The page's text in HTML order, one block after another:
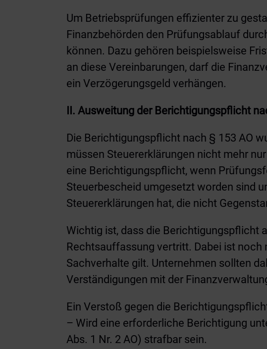
Um Betriebsprüfungen effizienter zu
Finanzbehörden den Prüfungsablauf
können. Dazu gehören beispielsweise
an diese Vereinbarungen, darf die
ein Verzögerungsgeld verhängen.
II. Ausweitung der Berichtigungspflicht
Die Berichtigungspflicht nach § 153 AO
müssen Steuererklärungen nicht mehr
eine Berichtigungspflicht, wenn
Steuerbescheid umgesetzt worden sind
Steuererklärungen hat, die nicht
Wichtig ist, dass die Berichtigungspflicht
Rechtsauffassung vertritt. Dabei ist
Sachverhalte gilt. Unternehmen sollten
Verständigungen mit der
Ein Verstoß gegen die
– Wird eine erforderliche Berichtigung
Abs. 1 Nr. 2 AO) strafbar sein.